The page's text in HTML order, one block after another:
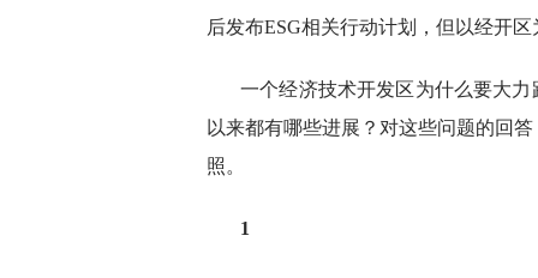
后发布ESG相关行动计划，但以经开
一个经济技术开发区为什么要大
以来都有哪些进展？对这些问题的回
照。
1